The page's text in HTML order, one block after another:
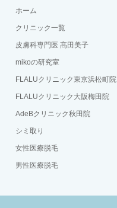
ホーム
クリニック一覧
皮膚科専門医 髙田美子
mikoの研究室
FLALUクリニック東京浜松町院
FLALUクリニック大阪梅田院
AdeBクリニック秋田院
シミ取り
女性医療脱毛
男性医療脱毛